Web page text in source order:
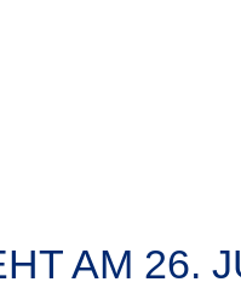
AM 26.